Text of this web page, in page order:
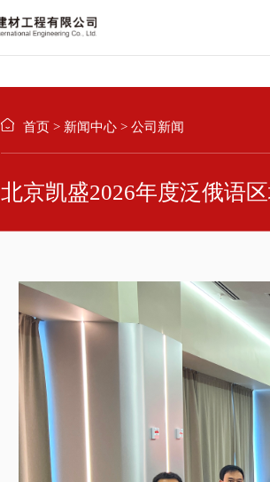
首页 > 新闻中心 >公司新闻
北京凯盛2026年度泛俄语